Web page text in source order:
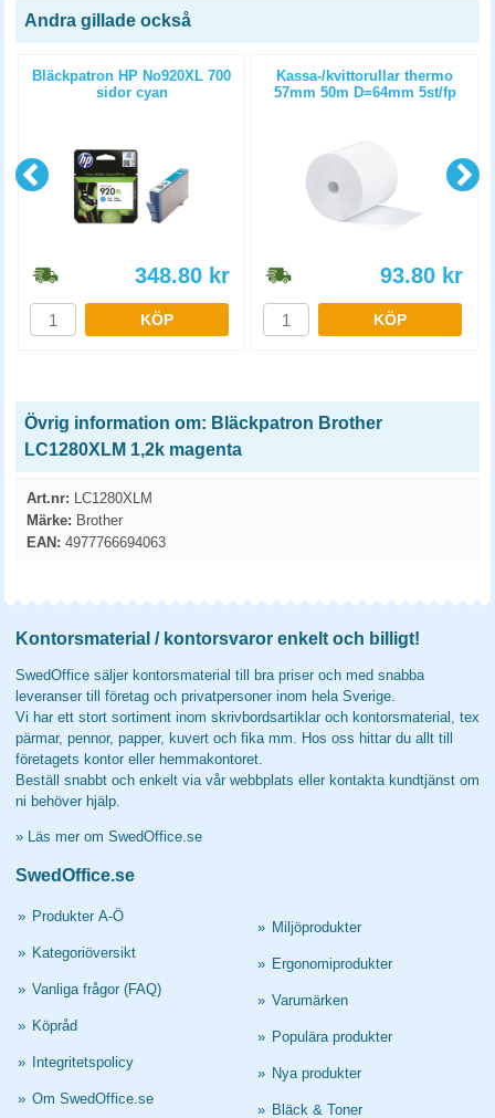
Andra gillade också
Bläckpatron HP No920XL 700
sidor cyan
348.80 kr
KÖP
Kassa-/kvittorullar thermo
57mm 50m D=64mm 5st/fp
93.80 kr
KÖP
Övrig information om: Bläckpatron Brother
LC1280XLM 1,2k magenta
Art.nr: LC1280XLM
Märke: Brother
EAN: 4977766694063
Kontorsmaterial / kontorsvaror enkelt och billigt!
SwedOffice säljer kontorsmaterial till bra priser och med snabba
leveranser till företag och privatpersoner inom hela Sverige.
Vi har ett stort sortiment inom skrivbordsartiklar och kontorsmaterial, tex
pärmar, pennor, papper, kuvert och fika mm. Hos oss hittar du allt till
företagets kontor eller hemmakontoret.
Beställ snabbt och enkelt via vår webbplats eller kontakta kundtjänst om
ni behöver hjälp.
» Läs mer om SwedOffice.se
SwedOffice.se
» Produkter A-Ö
» Kategoriöversikt
» Vanliga frågor (FAQ)
» Köpråd
» Integritetspolicy
» Om SwedOffice.se
» Miljöprodukter
» Ergonomiprodukter
» Varumärken
» Populära produkter
» Nya produkter
» Bläck & Toner